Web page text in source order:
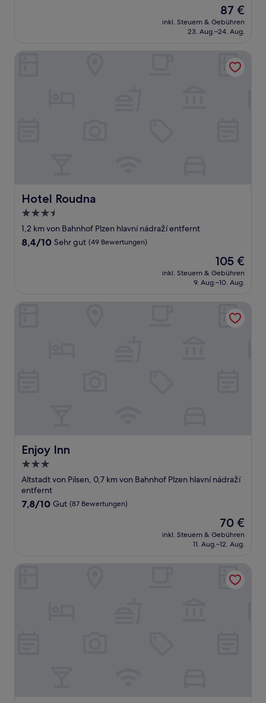
Bewertungen)
Der
Preis
beträgt
87 €
inkl. Steuern & Gebühren
23. Aug.–24. Aug.
Hotel Roudna
Hotel Roudna
3.5-
Sterne-
Unterkunft
1,2 km von Bahnhof Plzen hlavní nádraží entfernt
8.4
Bewertungen)
8,4/10 Sehr gut (49 Bewertungen)
Der
Preis
beträgt
105 €
inkl. Steuern & Gebühren
9. Aug.–10. Aug.
Enjoy Inn
Enjoy Inn
3.0-
Sterne-
Unterkunft
Altstadt von Pilsen, 0,7 km von Bahnhof Plzen hlavní nádraží
entfernt
7.8
7,8/10 Gut (87 Bewertungen)
Der
Preis
beträgt
70 €
inkl. Steuern & Gebühren
11. Aug.–12. Aug.